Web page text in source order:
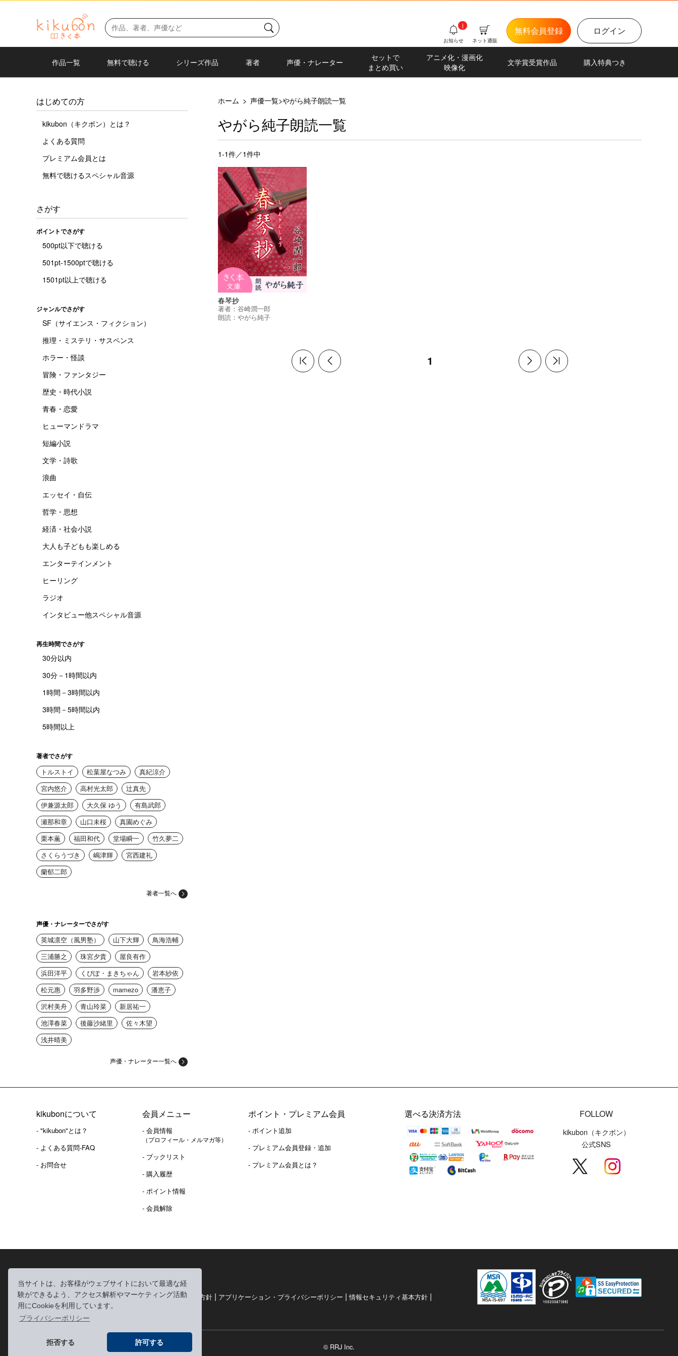
当サイトは、お客様がウェブサイトにおいて最適な経
験ができるよう、アクセス解析やマーケティング活動
用にCookieを利用しています。
プライバシーポリシー
拒否する 許可する
ログイン
無料会員登録
ネット通販
お知らせ
i
作品一覧 無料で聴ける シリーズ作品 著者 声優・ナレーター
セットで
まとめ買い
アニメ化・漫画化
映像化
文学賞受賞作品 購入特典つき
はじめての方
kikubon（キクボン）とは？
よくある質問
プレミアム会員とは
無料で聴けるスペシャル音源
さがす
ポイントでさがす
500pt以下で聴ける
501pt-1500ptで聴ける
1501pt以上で聴ける
ジャンルでさがす
SF（サイエンス・フィクション）
推理・ミステリ・サスペンス
ホラー・怪談
冒険・ファンタジー
歴史・時代小説
青春・恋愛
ヒューマンドラマ
短編小説
文学・詩歌
浪曲
エッセイ・自伝
哲学・思想
経済・社会小説
大人も子どもも楽しめる
エンターテインメント
ヒーリング
ラジオ
インタビュー他スペシャル音源
再生時間でさがす
30分以内
30分－1時間以内
1時間－3時間以内
3時間－5時間以内
5時間以上
著者でさがす
トルストイ 松葉屋なつみ
真紀涼介
宮内悠介
高村光太郎
辻真先
伊兼源太郎
大久保 ゆう
有島武郎
瀬那和章
山口未桜
真園めぐみ
栗本薫
福田和代 堂場瞬一
竹久夢二
さくらうづき
嶋津輝
宮西建礼
蘭郁二郎
著者一覧へ
声優・ナレーターでさがす
英城凛空（風男塾） 山下大輝
鳥海浩輔
三浦勝之
珠宮夕貴
屋良有作
浜田洋平
くぴぽ・まきちゃん
岩本紗依
松元惠
羽多野渉 mamezo
潘恵子
沢村美舟
青山玲菜
新居祐一
池澤春菜
後藤沙緒里
佐々木望
浅井晴美
声優・ナレーター一覧へ
ホーム > 声優一覧>やがら純子朗読一覧
やがら純子朗読一覧
1-1件／1件中
春琴抄
著者： 谷崎潤一郎
朗読： やがら純子
1
kikubonについて
- "kikubon"とは？
- よくある質問-FAQ
- お問合せ
会員メニュー
- 会員情報
（プロフィール・メルマガ等）
- ブックリスト
- 購入履歴
- ポイント情報
- 会員解除
ポイント・プレミアム会員
- ポイント追加
- プレミアム会員登録・追加
- プレミアム会員とは？
FOLLOW
kikubon（キクボン）
公式SNS
選べる決済方法
利用規約|個人情報の取り扱いについて| 個人情報保護方針 | アプリケーション・プライバシーポリシー |情報セキュリティ基本方針 |
特定商取引法に基づく表記
© RRJ Inc.